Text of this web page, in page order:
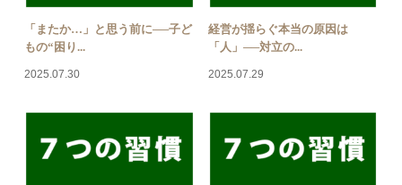
「またか…」と思う前に──子ど
もの“困り...
2025.07.30
経営が揺らぐ本当の原因は
「人」──対立の...
2025.07.29